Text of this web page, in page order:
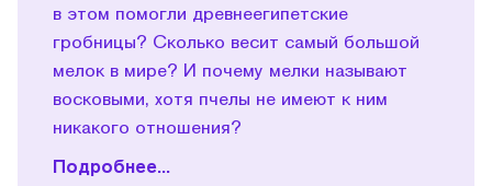
в этом помогли древнеегипетские
гробницы? Сколько весит самый большой
мелок в мире? И почему мелки называют
восковыми, хотя пчелы не имеют к ним
никакого отношения?
Подробнее...